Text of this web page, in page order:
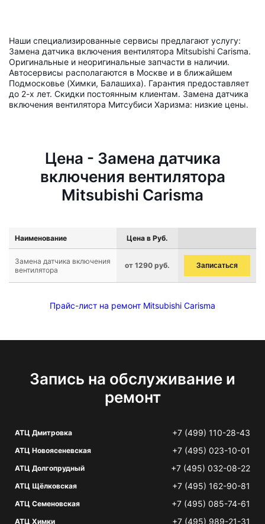
Наши специализированные сервисы предлагают услугу:
Замена датчика включения вентилятора Mitsubishi Carisma.
Оригинальные и неоригинальные запчасти в наличии.
Автосервисы располагаются в Москве и в ближайшем
Подмосковье (Химки, Балашиха). Гарантия предоставляет
до 2-х лет. Скидки постоянным клиентам. Замена датчика
включения вентилятора Митсубиси Харизма: низкие цены.
Цена - Замена датчика
включения вентилятора
Mitsubishi Carisma
Наименование Цена в Руб.
Замена датчика включения
вентилятора
от 1290 руб. Записаться
Прайс-лист на ремонт Mitsubishi Carisma
Запись на обслуживание и
ремонт
АТЦ Дмитровка +7 (499) 110-28-43
АТЦ Новоясеневская +7 (495) 023-10-01
АТЦ Долгопрудный +7 (495) 032-08-22
АТЦ Щёлковская +7 (495) 162-90-81
АТЦ Семеновская +7 (495) 085-74-61
АТЦ Химки +7 (495) 989-21-31